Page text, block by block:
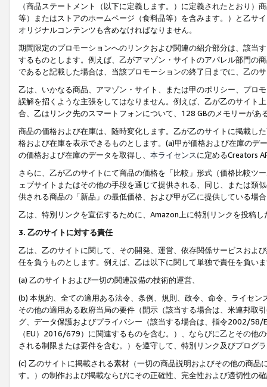
（商品ステートメント（以下に定義します。）に定義されたとおり
等）またはストアのホームページ（食料品等）を含みます。）と乙サ
オリジナルコンテンツも含めなければなりません。
期間限定のプロモーションへのリンクおよび関連の紹介部分は、該当
するものとします。例えば、乙がアマゾン・サイトのアパレル部門の
であると記載した場合は、当該プロモーションの終了日までに、乙の
乙は、いかなる商品、アマゾン・サイト、または甲のポリシー、プロ
誤解を招くような主張をしてはなりません。例えば、乙が乙のサイト
合、乙はリンク先のスマートフォンについて、128 GBのメモリーがあ
商品の価格および在庫は、随時変化します。乙が乙のサイトに掲載し
格および在庫を表示できるものとします。(a)甲が価格および在庫の
の価格および在庫のデータを取得し、 本ライセンスに定めるCreators
さらに、乙が乙のサイトにて商品の価格を「比較」形式（価格比較ツ
ェブサイトまたはその他の手段を通じて提供される、同じ、または類
供される商品の「新品」の最低価格、および甲が乙に提供している場
乙は、特別リンクを宣伝するために、Amazon上に特別リンクを投稿
3. 乙のサイトに対する責任
乙は、乙のサイトに関して、その開発、運営、依存関係サービスおよ
任を負うものとします。例えば、乙は以下に関して単独で責任を負い
(a) 乙のサイトおよび一切の関連設備の技術的運営、
(b) 本規約、全ての適用ある法令、条例、規則、政令、命令、ライセ
その他の適用ある政府当局の要件（開示（該当する場合は、米連邦取
グ、データ保護およびプライバシー（該当する場合は、指令2002/58/
（EU）2016/679）に関連するものを含む。）、ならびに乙とその他
される制限または要件を含む。）を遵守して、特別リンク及びプログ
(c) 乙のサイトに掲載される素材（一切の商品説明およびその他の商
す。）の制作および掲載ならびにその正確性、完全性および適切性の